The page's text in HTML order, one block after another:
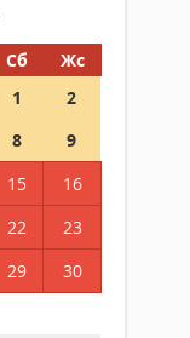
Сб
Жс
1
2
8
9
15
16
22
23
29
30